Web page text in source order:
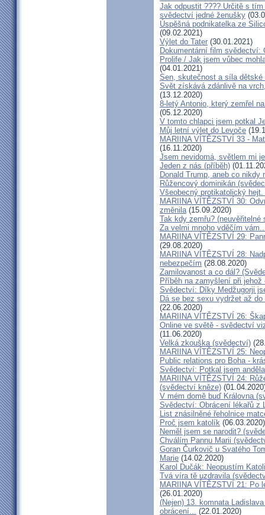
Jak odpustit ???? Určitě s
svědectví jedné ženušky
Úspěšná podnikatelka ze
(09.02.2021)
Výlet do Tater (30.01.2021)
Dokumentární film
Prolife / Jak jsem vůbec
(04.01.2021)
Sen, skutečnost a síla dětské
Svět získává zdánlivě na
(13.12.2020)
8-letý Antonio, který zemřel
(05.12.2020)
V tomto chlapci jsem potkal
Můj letní výlet do Levoče
MARIINA VÍTĚZSTVÍ 33 -
(16.11.2020)
Jsem nevidomá, světlem mi
Jeden z nás (příběh)
Donald Trump, aneb co
Růžencový dominikán
Všeobecný protikatolický
MARIINA VÍTĚZSTVÍ 30:
změnila(15.09.2020)
Tak kdy zemřu?
Za velmi mnoho vděčím
MARIINA VÍTĚZSTVÍ 29:
(29.08.2020)
MARIINA VÍTĚZSTVÍ 28:
nebezpečím (28.08.2020)
Zamilovanost a co dál?
Příběh na zamyšlení při
Svědectví: Díky Medžugorji
Dá se bez sexu vydržet až
(22.06.2020)
MARIINA VÍTĚZSTVÍ 26:
Online ve světě - svědectví
(11.06.2020)
Velká zkouška (svědectví)
MARIINA VÍTĚZSTVÍ 25:
Public relations pro Boha -
Svědectví: Potkal jsem anděla
MARIINA VÍTĚZSTVÍ 24:
(svědectví kněze)
V mém domě buď Královna
Svědectví: Obrácení lékařů z
List znásilněné řeholnice
Proč jsem katolík (06.03.2020)
Neměl jsem se narodit?
Chválím Pannu Marii
Goran Čurkovič u Svatého
Marie (14.02.2020)
Karol Dučák: Neopustím
Tvá víra tě uzdravila
MARIINA VÍTĚZSTVÍ 21: Po
(26.01.2020)
(Nejen) 13. komnata
obrácení... (22.01.2020)